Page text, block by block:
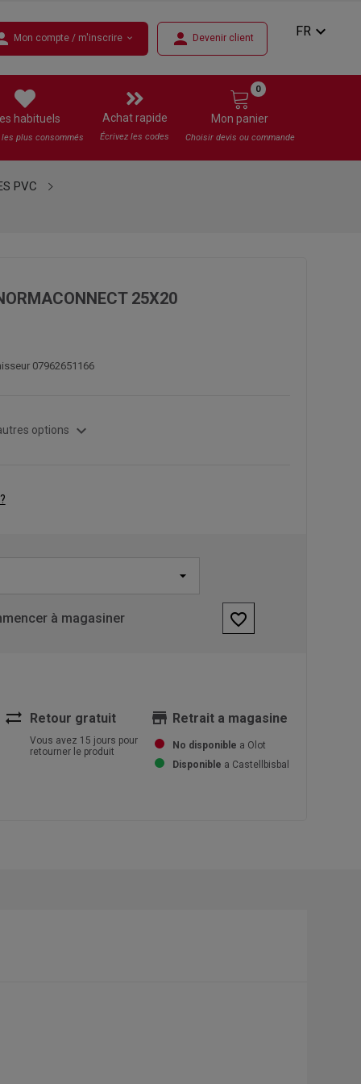
Mon compte / m'inscrire expand_more person Devenir client FR expand_more
habituels
plus consommés
Achat rapide
Écrivez les codes
Mon panier
0
Choisir devis ou commande
PVC
25X20
07962651166
options expand_more
à magasiner favorite_border
sync_alt Retour gratuit
Vous avez 15 jours pour
retourner le produit
store Retrait a magasine
No disponible a Olot
Disponible a Castellbisbal